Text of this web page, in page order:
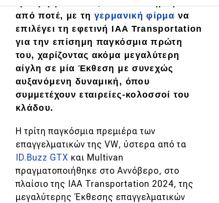
Main navigation
Επικαιρότητα
Νέα μοντέλα
Πρωτότυπα
Ελλάδα
Κόσμος
Τεχνολογία
Ασφάλεια
Αγορά
Απόψεις
από ποτέ, με τη γερμανική φίρμα να
επιλέγει τη εφετινή IAA Transportation
για την επίσημη παγκόσμια πρώτη
του, χαρίζοντας ακόμα μεγαλύτερη
αίγλη σε μία Έκθεση με συνεχώς
αυξανόμενη δυναμική, όπου
συμμετέχουν εταιρείες-κολοσσοί του
κλάδου.
Η τρίτη παγκόσμια πρεμιέρα των
επαγγελματικών της VW, ύστερα από τα
ID.Buzz GTX και Multivan
πραγματοποιήθηκε στο Αννόβερο, στο
πλαίσιο της IAA Transportation 2024, της
μεγαλύτερης Έκθεσης επαγγελματικών